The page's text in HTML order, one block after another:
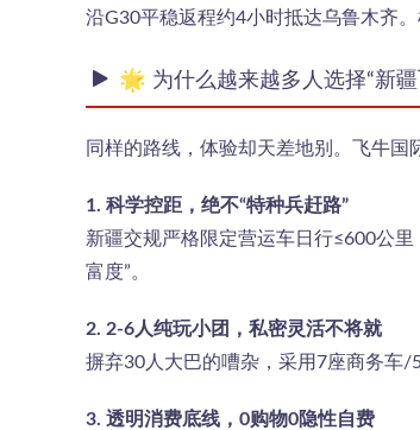
沿G30平稳返程约4小时抵达乌鲁木齐
🌟 为什么越来越多人选择“新疆
同样的路线，体验却天差地别。飞牛国
1. 科学控距，绝不“特种兵赶路”
新疆交规严格限定营运车日行≤600公
富度”。
2. 2-6人纯玩小团，私密灵活不将就
摒弃30人大巴的嘈杂，采用7座商务车/
3. 透明消费底线，0购物0隐性自费